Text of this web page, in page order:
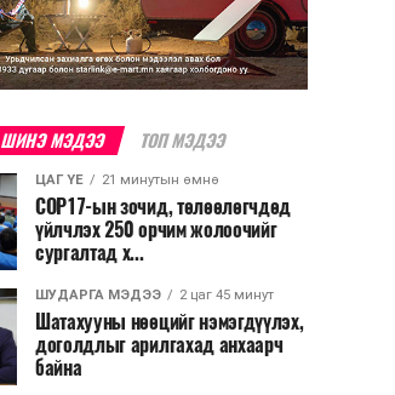
ШИНЭ МЭДЭЭ ТОП МЭДЭЭ
ЦАГ ҮЕ 21 минутын өмнө
COP17-ын зочид, төлөөлөгчдөд
үйлчлэх 250 орчим жолоочийг
сургалтад х...
ШУДАРГА МЭДЭЭ 2 цаг 45 минут
Шатахууны нөөцийг нэмэгдүүлэх,
доголдлыг арилгахад анхаарч
байна